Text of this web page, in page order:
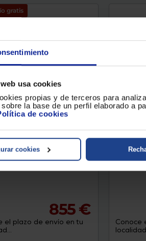
usa cookies
propias y de terceros para
la base de un perfil elaborado a
de cookies
cookies
gratis
Web
UNIFI SWITCH
POE
855 €
el plazo de envío en tu
Router
Conoce